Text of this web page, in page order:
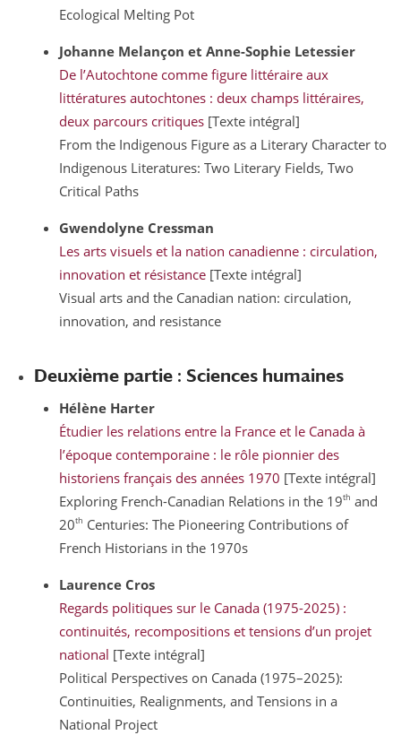
Ecological Melting Pot
Johanne Melançon et Anne-Sophie Letessier
De l’Autochtone comme figure littéraire aux
littératures autochtones : deux champs littéraires,
deux parcours critiques [Texte intégral]
From the Indigenous Figure as a Literary Character to
Indigenous Literatures: Two Literary Fields, Two
Critical Paths
Gwendolyne Cressman
Les arts visuels et la nation canadienne : circulation,
innovation et résistance [Texte intégral]
Visual arts and the Canadian nation: circulation,
innovation, and resistance
Deuxième partie : Sciences humaines
Hélène Harter
Étudier les relations entre la France et le Canada à
l’époque contemporaine : le rôle pionnier des
historiens français des années 1970 [Texte intégral]
Exploring French-Canadian Relations in the 19th and
20th Centuries: The Pioneering Contributions of
French Historians in the 1970s
Laurence Cros
Regards politiques sur le Canada (1975-2025) :
continuités, recompositions et tensions d’un projet
national [Texte intégral]
Political Perspectives on Canada (1975–2025):
Continuities, Realignments, and Tensions in a
National Project